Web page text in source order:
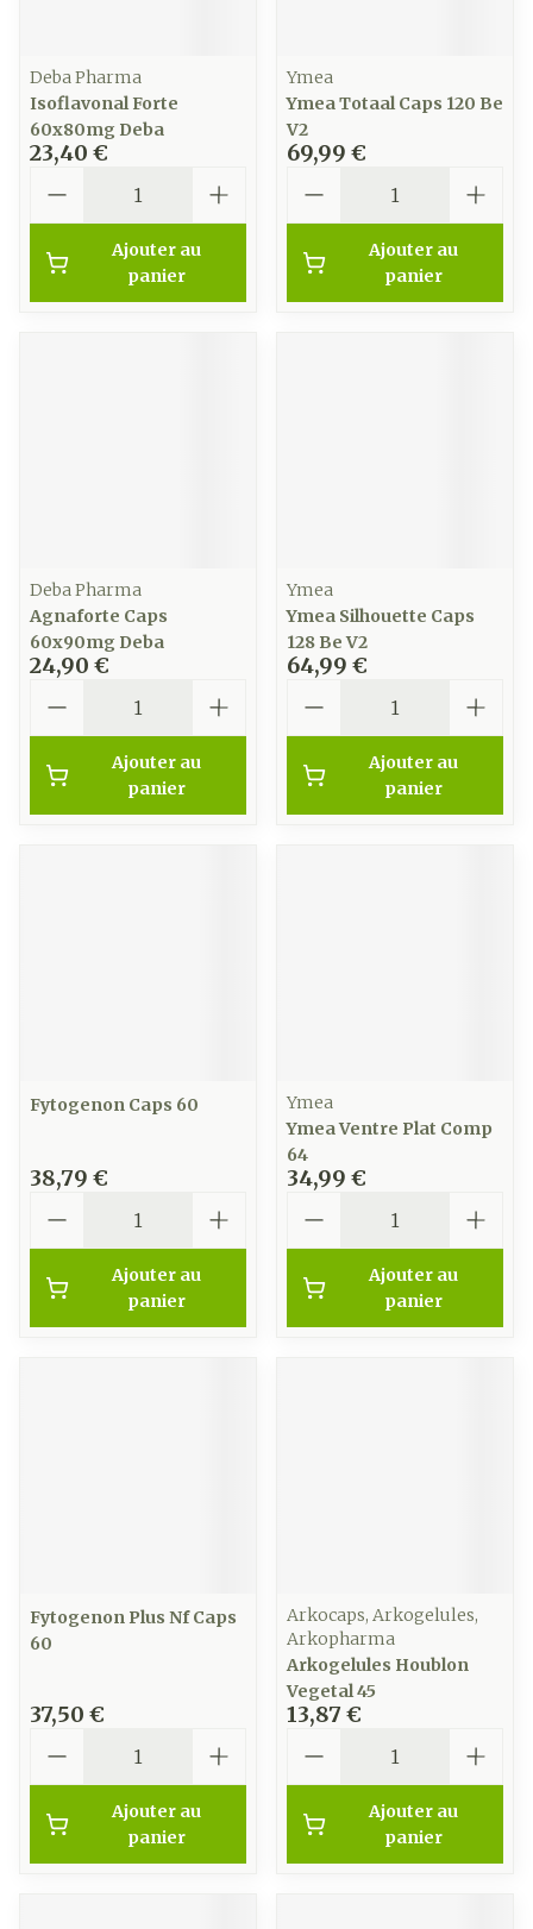
Deba Pharma
Isoflavonal Forte
60x80mg Deba
23,40 €
Ajouter au
panier
Ymea
Ymea Totaal Caps 120 Be
V2
69,99 €
Ajouter au
panier
Deba Pharma
Agnaforte Caps
60x90mg Deba
24,90 €
Ajouter au
panier
Ymea
Ymea Silhouette Caps
128 Be V2
64,99 €
Ajouter au
panier
Fytogenon Caps 60
38,79 €
Ajouter au
panier
Ymea
Ymea Ventre Plat Comp
64
34,99 €
Ajouter au
panier
Fytogenon Plus Nf Caps
60
37,50 €
Ajouter au
panier
Arkocaps, Arkogelules,
Arkopharma
Arkogelules Houblon
Vegetal 45
13,87 €
Ajouter au
panier